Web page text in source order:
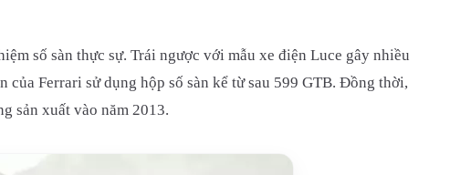
số sàn thực sự. Trái ngược với mẫu xe điện Luce gây nhiều
Ferrari sử dụng hộp số sàn kể từ sau 599 GTB. Đồng thời,
sản xuất vào năm 2013.